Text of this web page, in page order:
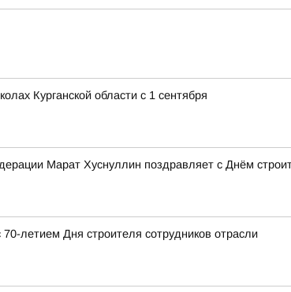
Курганской области с 1 сентября
Марат Хуснуллин поздравляет с Днём
летием Дня строителя сотрудников отрасли